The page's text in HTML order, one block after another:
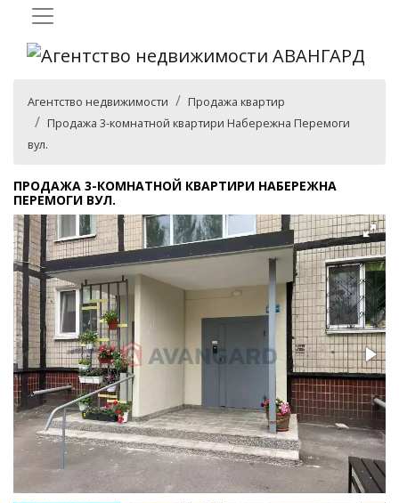
Агентство недвижимости
Продажа квартир
Продажа 3-комнатной квартири Набережна Перемоги
вул.
ПРОДАЖА 3-КОМНАТНОЙ КВАРТИРИ НАБЕРЕЖНА
ПЕРЕМОГИ ВУЛ.